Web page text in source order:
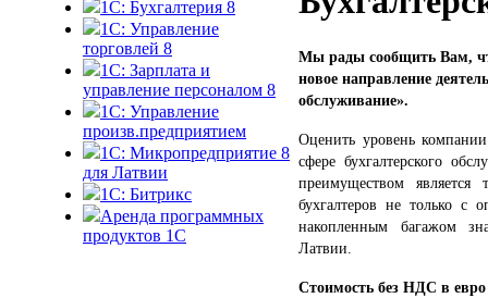
1С: Бухгалтерия 8
1C: Управление
торговлей 8
1C: Зарплата и
управление персоналом 8
1C: Управление
произв.предприятием
1С: Микропредприятие 8
для Латвии
1C: Битрикс
Аренда программных
продуктов 1С
Мы рады сообщить Вам,
новое направление
обслуживание».
Оценить уровень компании
сфере бухгалтерского
преимуществом
бухгалтеров не только
накопленным багажом
Латвии.
Стоимость без НДС в евро